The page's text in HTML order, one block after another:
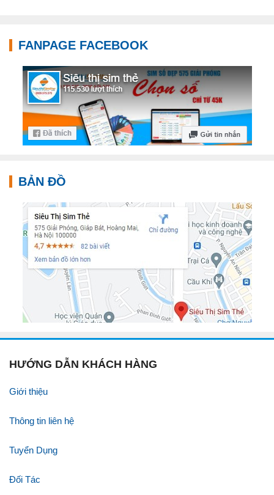
FANPAGE FACEBOOK
BẢN ĐỒ
HƯỚNG DẪN KHÁCH HÀNG
Giới thiệu
Thông tin liên hệ
Tuyển Dụng
Đối Tác